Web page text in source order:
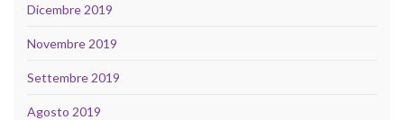
Dicembre 2019
Novembre 2019
Settembre 2019
Agosto 2019